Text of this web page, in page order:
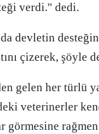
verdi." dedi.
da devletin
çizerek, şöyle
gelen her türlü
veterinerler
görmesine